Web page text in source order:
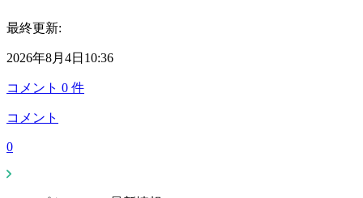
最終更新:
2026年8月4日10:36
コメント 0 件
コメント
0